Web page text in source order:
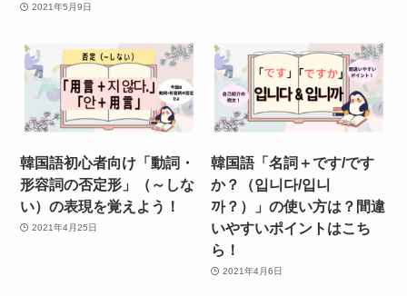
2021年5月9日
韓国語初心者向け「動詞・
形容詞の否定形」（～しな
い）の表現を覚えよう！
2021年4月25日
韓国語「名詞＋です/です
か？（입니다/입니
까？）」の使い方は？間違
いやすいポイントはこち
ら！
2021年4月6日